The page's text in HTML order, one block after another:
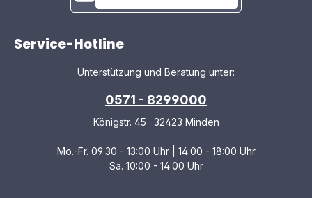
Service-Hotline
Unterstützung und Beratung unter:
0571 - 8299000
Königstr. 45 · 32423 Minden
Mo.-Fr. 09:30 - 13:00 Uhr | 14:00 - 18:00 Uhr
Sa. 10:00 - 14:00 Uhr